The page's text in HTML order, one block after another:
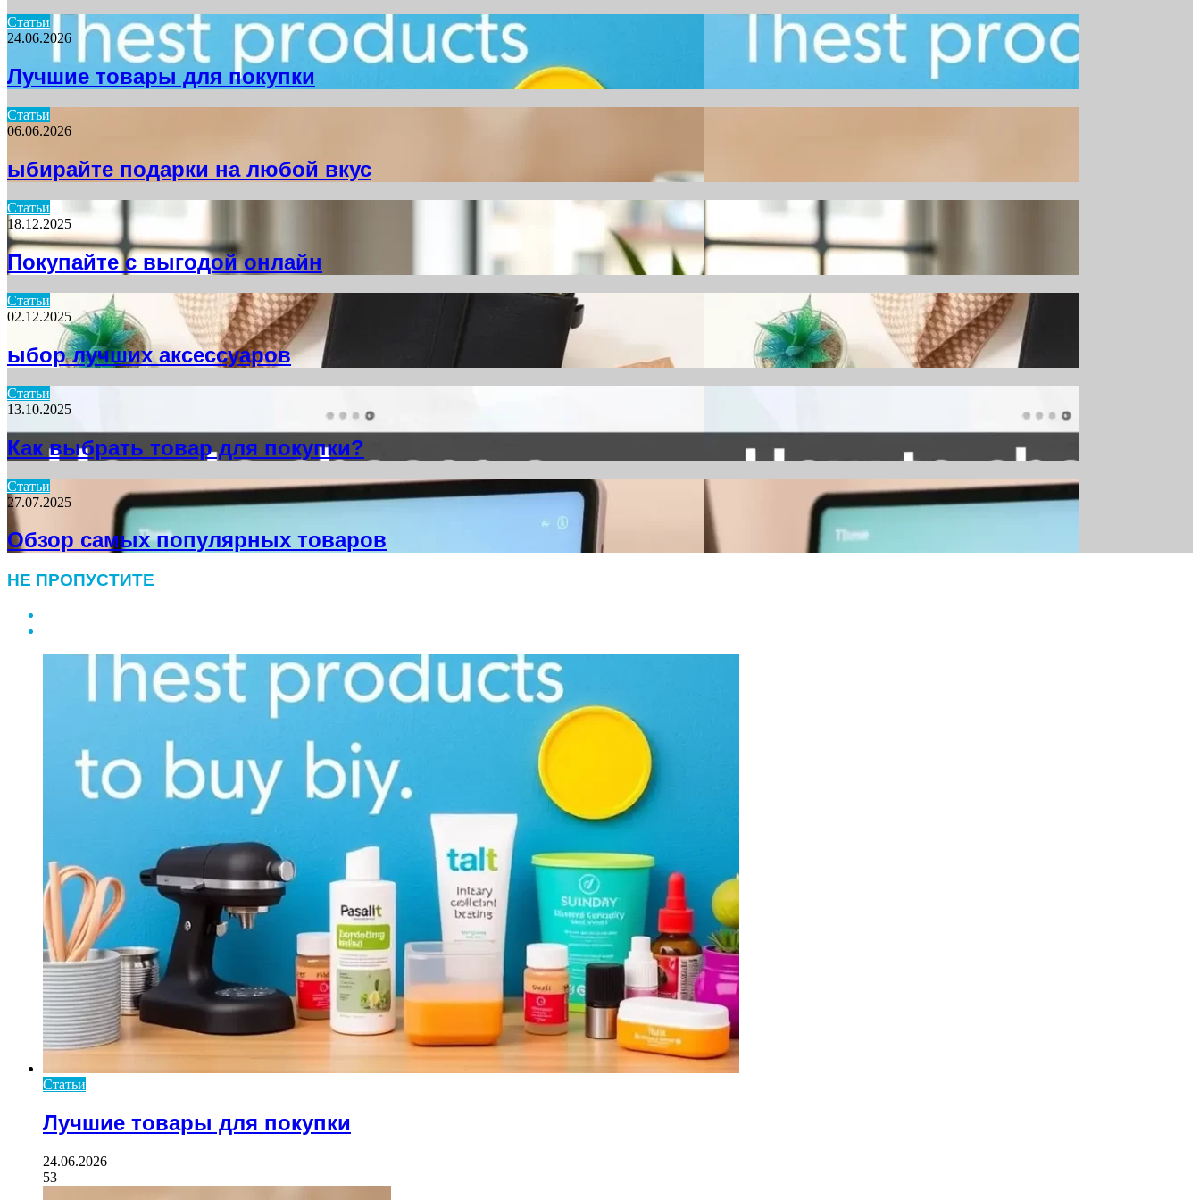
Статьи
24.06.2026
Лучшие товары для покупки
Статьи
06.06.2026
ыбирайте подарки на любой вкус
Статьи
18.12.2025
Покупайте с выгодой онлайн
Статьи
02.12.2025
ыбор лучших аксессуаров
Статьи
13.10.2025
Как выбрать товар для покупки?
Статьи
27.07.2025
Обзор самых популярных товаров
НЕ ПРОПУСТИТЕ
Статьи
Лучшие товары для покупки
24.06.2026
53